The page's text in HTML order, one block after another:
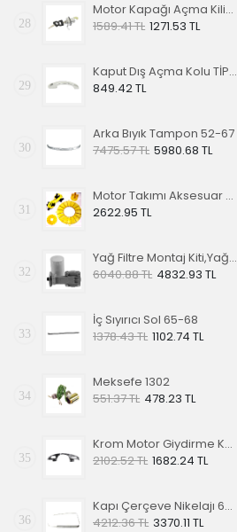
28
Motor Kapağı Açma Kilidi 67-71
1589.41 TL 1271.53 TL
29
Kaput Dış Açma Kolu TİP 1 68-79
849.42 TL
30
Arka Bıyık Tampon 52-67
7475.57 TL 5980.68 TL
31
Motor Takımı Aksesuar Kiti Sarı
2622.95 TL
32
Yağ Filtre Montaj Kiti,Yağ Filtresi Dahil
6040.88 TL 4832.93 TL
33
İç Sıyırıcı Sol 65-68
1378.43 TL 1102.74 TL
34
Meksefe 1302
551.37 TL 478.23 TL
35
Krom Motor Giydirme Kapağı
2102.52 TL 1682.24 TL
36
Kapı Çerçeve Nikelajı 65 Sol Ön
4212.36 TL 3370.11 TL